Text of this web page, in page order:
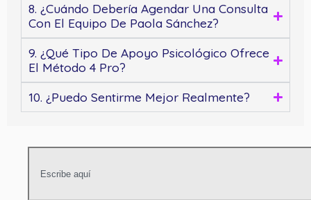
8. ¿Cuándo Debería Agendar Una Consulta
Con El Equipo De Paola Sánchez?
9. ¿Qué Tipo De Apoyo Psicológico Ofrece
El Método 4 Pro?
10. ¿Puedo Sentirme Mejor Realmente?